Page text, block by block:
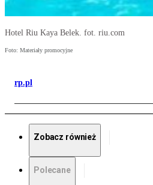
Hotel Riu Kaya Belek. fot. riu.com
Foto: Materiały promocyjne
rp.pl
Zobacz również
Polecane